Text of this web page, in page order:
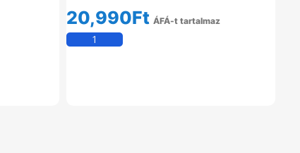
20,990Ft ÁFÁ-t tartalmaz